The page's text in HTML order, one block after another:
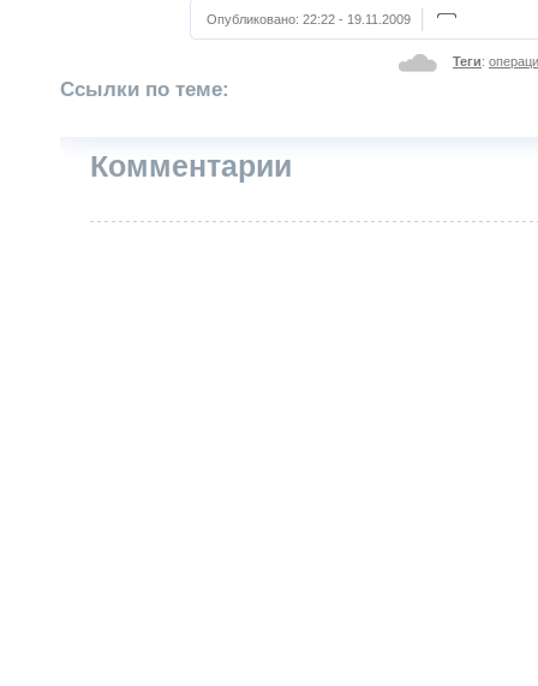
Опубликовано: 22:22 - 19.11.2009
Теги:
Ссылки по теме:
Комментарии